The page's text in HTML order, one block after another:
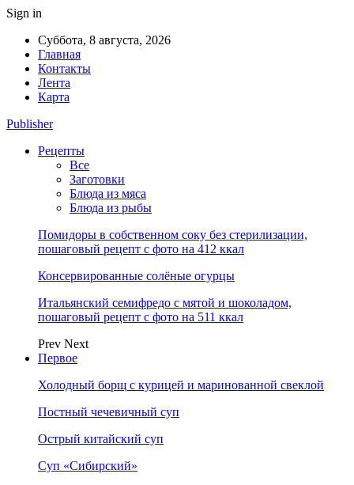
Sign in
Суббота, 8 августа, 2026
Главная
Контакты
Лента
Карта
Publisher
Рецепты
Все
Заготовки
Блюда из мяса
Блюда из рыбы
Помидоры в собственном соку без стерилизации,
пошаговый рецепт с фото на 412 ккал
Консервированные солёные огурцы
Итальянский семифредо с мятой и шоколадом,
пошаговый рецепт с фото на 511 ккал
Prev Next
Первое
Холодный борщ с курицей и маринованной свеклой
Постный чечевичный суп
Острый китайский суп
Суп «Сибирский»